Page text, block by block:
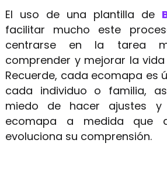
El uso de una plantilla de
facilitar mucho este
centrarse en la tarea
comprender y mejorar la
Recuerde, cada ecomapa es
cada individuo o familia,
miedo de hacer ajustes y
ecomapa a medida que
evoluciona su comprensión.